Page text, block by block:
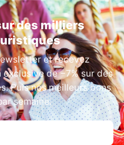
des milliers
et recevez
de −7% sur des
Puis nos meilleurs bons
semaine.